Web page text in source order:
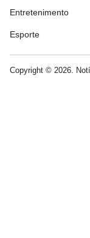
Entretenimento
Esporte
Copyright © 2026.